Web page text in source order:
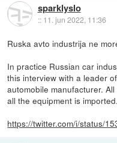
sparklyslo
:: 11. jun 2022, 11:36
Ruska avto industrija ne
In practice Russian car
this interview with a leader
automobile manufacturer.
all the equipment is
https://twitter.com/i/status/